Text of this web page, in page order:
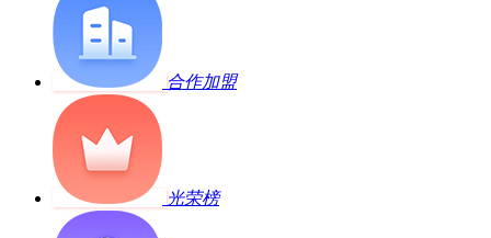
合作加盟
光荣榜